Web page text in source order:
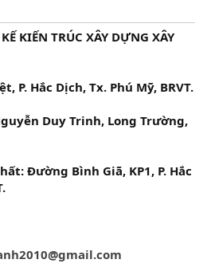
KIẾN TRÚC XÂY DỰNG XÂY
P. Hắc Dịch, Tx. Phú Mỹ, BRVT.
Duy Trinh, Long Trường,
Đường Bình Giã, KP1, P. Hắc